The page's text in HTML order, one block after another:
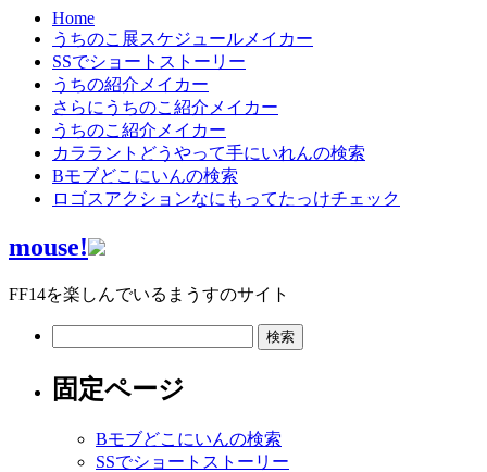
Home
うちのこ展スケジュールメイカー
SSでショートストーリー
うちの紹介メイカー
さらにうちのこ紹介メイカー
うちのこ紹介メイカー
カララントどうやって手にいれんの検索
Bモブどこにいんの検索
ロゴスアクションなにもってたっけチェック
mouse!
FF14を楽しんでいるまうすのサイト
固定ページ
Bモブどこにいんの検索
SSでショートストーリー